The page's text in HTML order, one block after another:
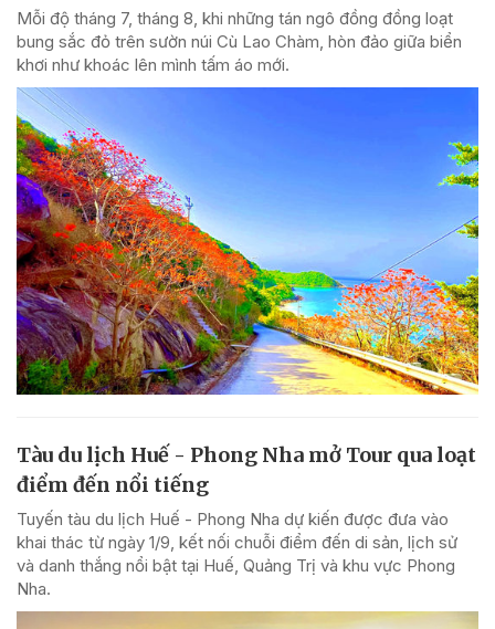
Mỗi độ tháng 7, tháng 8, khi những tán ngô đồng đồng loạt
bung sắc đỏ trên sườn núi Cù Lao Chàm, hòn đảo giữa biển
khơi như khoác lên mình tấm áo mới.
Tàu du lịch Huế - Phong Nha mở Tour qua loạt
điểm đến nổi tiếng
Tuyến tàu du lịch Huế - Phong Nha dự kiến được đưa vào
khai thác từ ngày 1/9, kết nối chuỗi điểm đến di sản, lịch sử
và danh thắng nổi bật tại Huế, Quảng Trị và khu vực Phong
Nha.